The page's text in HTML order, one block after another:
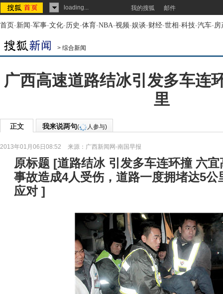
loading... 我的搜狐 邮件
首页-新闻-军事-文化-历史-体育-NBA-视频-娱谈-财经-世相-科技-汽车-房
> 综合新闻
广西高速道路结冰引发多车连
里
正文 我来说两句( 人参与)
2013年01月06日08:52 来源： 广西新闻网-南国早报
原标题 [道路结冰 引发多车连环撞 六
事故造成4人受伤，道路一度拥堵达5公
应对 ]